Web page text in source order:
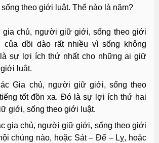
theo giới luật. Thế nào là năm?
gia chủ, người giữ giới, sống theo giới
của dồi dào rất nhiều vì sống không
sự lợi ích thứ nhất cho những ai giữ
luật.
Gia chủ, người giữ giới, sống theo
tốt đồn xa. Ðó là sự lợi ích thứ hai
giới, sống theo giới luật.
gia chủ, người giữ giới, sống theo giới
chúng nào, hoặc Sát – Ðế – Lỵ, hoặc